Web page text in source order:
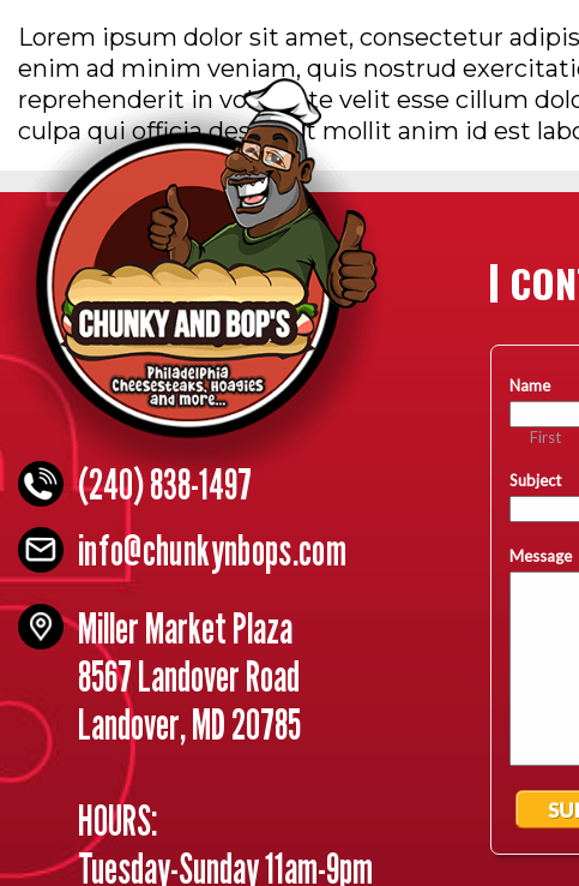
Lorem ipsum dolor sit amet, consectetur
enim ad minim veniam, quis nostrud
reprehenderit in voluptate velit esse cillum
culpa qui officia deserunt mollit anim id est
(240) 838-1497
info@chunkynbops.com
Miller Market Plaza
8567 Landover Road
Landover, MD 20785
HOURS:
Tuesday-Sunday 11am-9pm